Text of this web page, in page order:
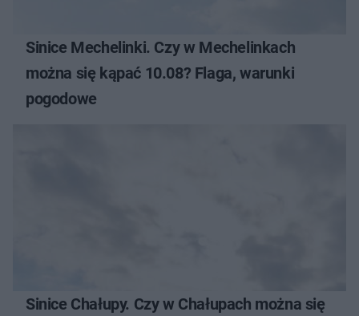
Sinice Mechelinki. Czy w Mechelinkach
można się kąpać 10.08? Flaga, warunki
pogodowe
Sinice Chałupy. Czy w Chałupach można się